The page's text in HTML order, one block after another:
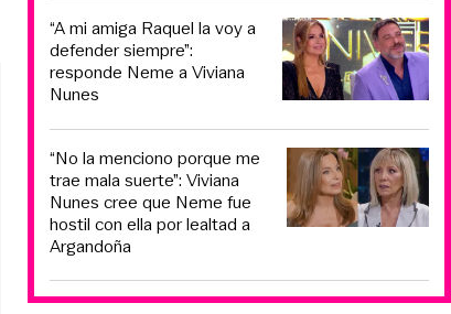
“A mi amiga Raquel la voy a
defender siempre”:
responde Neme a Viviana
Nunes
“No la menciono porque me
trae mala suerte”: Viviana
Nunes cree que Neme fue
hostil con ella por lealtad a
Argandoña